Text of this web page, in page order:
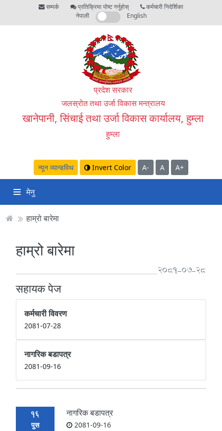
सम्पर्क प्रतिक्रिया पोष्ट गर्नुहोस्
कर्मचारी निदेर्शिका
नेपाली
English
प्रदेश सरकार
जलस्रोत तथा उर्जा विकास मन्त्रालय
खानेपानी, सिंचाई तथा उर्जा विकास कार्यालय, हुम्ला
हुम्ला
न्यून व्यान्डविथ Invert Color A- A A+
मेनु
हाम्रो बारेमा
हाम्रो बारेमा
2081-07-28
सहायक पेज
कर्मचारी विवरण
2081-07-28
नागरिक बडापत्र
2081-09-16
16
पुस
नागरिक बडापत्र
2081-09-16